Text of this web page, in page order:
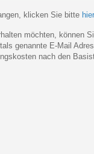
klicken Sie bitte hier
möchten, können
genannte E-Mail
nach den